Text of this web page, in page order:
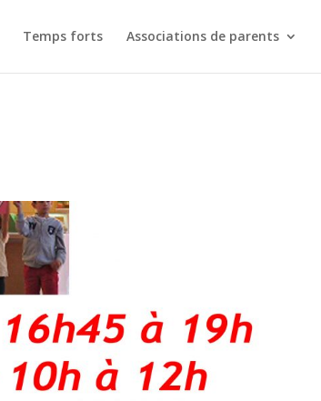
Temps forts Associations de parents